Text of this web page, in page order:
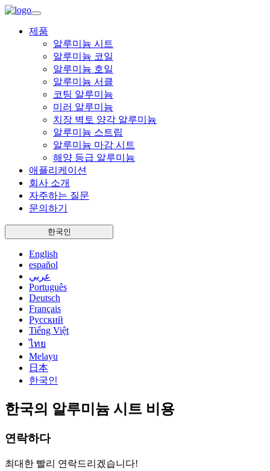
제품
알루미늄 시트
알루미늄 코일
알루미늄 호일
알루미늄 서클
코팅 알루미늄
미러 알루미늄
치장 벽토 양각 알루미늄
알루미늄 스트립
알루미늄 마감 시트
해양 등급 알루미늄
애플리케이션
회사 소개
자주하는 질문
문의하기
한국인
English
español
عربي
Português
Deutsch
Français
Русский
Tiếng Việt
ไทย
Melayu
日本
한국인
한국의 알루미늄 시트 비용
연락하다
최대한 빨리 연락드리겠습니다!